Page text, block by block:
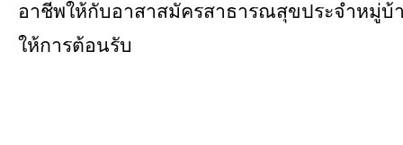
รายการ อบจ.สัมพันธ์
อาชีพให้กับอาสาสมัครสาธารณสุขประจำหมู่บ้
ให้การต้อนรับ